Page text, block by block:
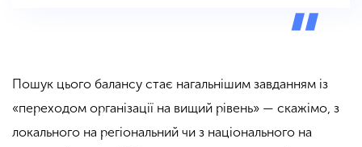
Пошук цього балансу стає нагальнішим завданням із
«переходом організації на вищий рівень» — скажімо, з
локального на регіональний чи з національного на